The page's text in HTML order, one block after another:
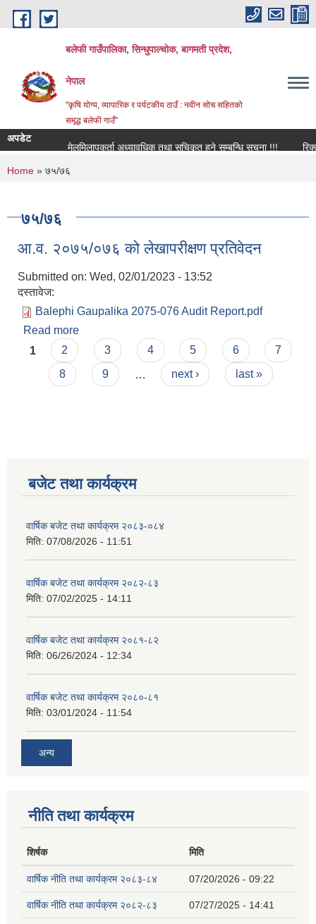
Skip to main content
बलेफी गाउँपालिका, सिन्धुपाल्चोक, बागमती प्रदेश,
नेपाल
"कृषि योग्य, व्यापारिक र पर्यटकीय ठाउँ : नवीन सोच सहितको
समृद्ध बलेफी गाउँ"
अपडेट
मेलमिलापकर्ता अध्यावधिक तथा सूचिकृत हुने सम्बन्धि सूचना !!!
रिक्त
You are here
Home » ७५/७६
७५/७६
आ.व. २०७५/०७६ को लेखापरीक्षण प्रतिवेदन
Submitted on: Wed, 02/01/2023 - 13:52
दस्तावेज:
Balephi Gaupalika 2075-076 Audit Report.pdf
Read more
Pages
1 2 3 4 5 6
7
8
9 next › last »
बजेट तथा कार्यक्रम
वार्षिक बजेट तथा कार्यक्रम २०८३-०८४
मिति: 07/08/2026 - 11:51
वार्षिक बजेट तथा कार्यक्रम २०८२-८३
मिति: 07/02/2025 - 14:11
वार्षिक बजेट तथा कार्यक्रम २०८१-८२
मिति: 06/26/2024 - 12:34
वार्षिक बजेट तथा कार्यक्रम २०८०-८१
मिति: 03/01/2024 - 11:54
अन्य
नीति तथा कार्यक्रम
शिर्षक मिति
वार्षिक नीति तथा कार्यक्रम २०८३-८४ 07/20/2026 - 09:22
वार्षिक नीति तथा कार्यक्रम २०८२-८३ 07/27/2025 - 14:41